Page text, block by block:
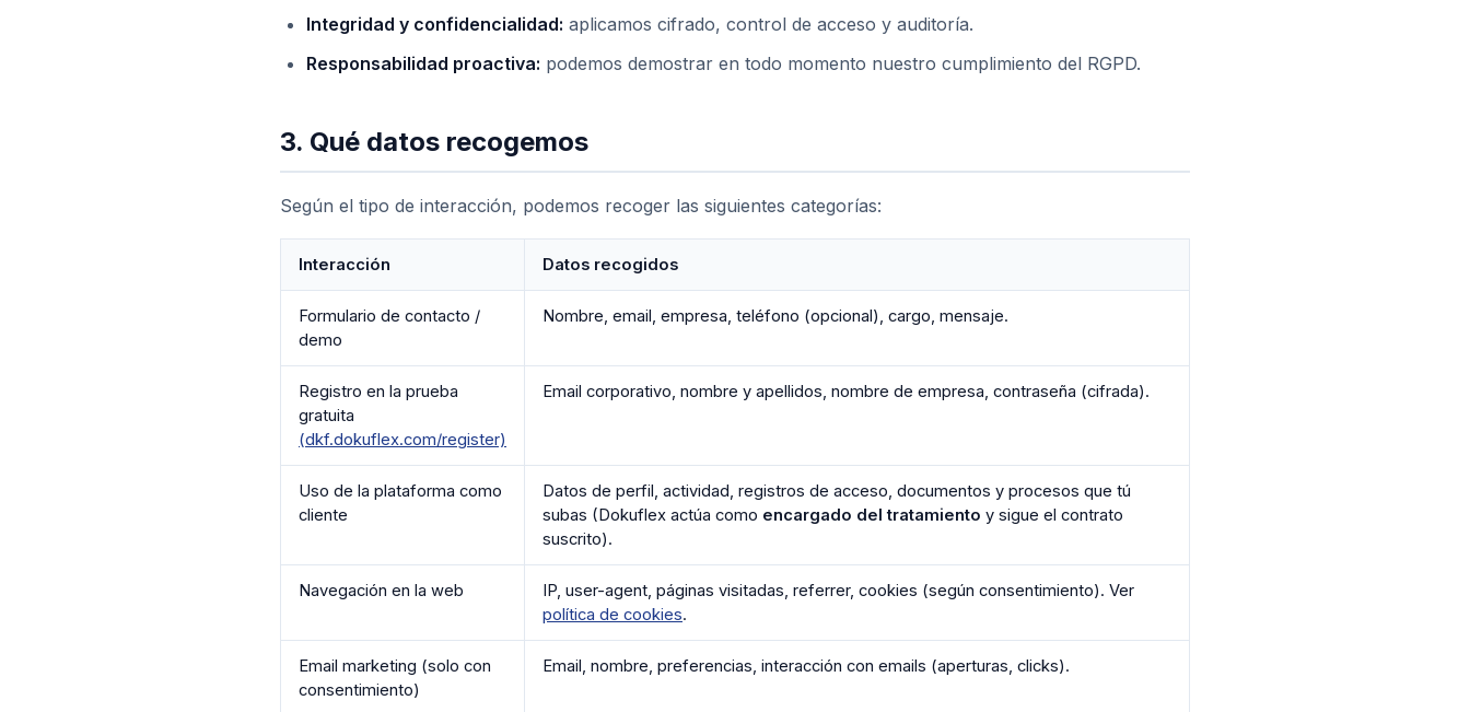
Integridad y confidencialidad: aplicamos cifrado, control de acceso y auditoría.
Responsabilidad proactiva: podemos demostrar en todo momento nuestro cumplimiento del RGPD.
3. Qué datos recogemos
Según el tipo de interacción, podemos recoger las siguientes categorías:
Interacción Datos recogidos
Formulario de contacto /
demo
Nombre, email, empresa, teléfono (opcional), cargo, mensaje.
Registro en la prueba
gratuita
(dkf.dokuflex.com/register)
Email corporativo, nombre y apellidos, nombre de empresa, contraseña (cifrada).
Uso de la plataforma como
cliente
Datos de perfil, actividad, registros de acceso, documentos y procesos que tú
subas (Dokuflex actúa como encargado del tratamiento y sigue el contrato
suscrito).
Navegación en la web
IP, user-agent, páginas visitadas, referrer, cookies (según consentimiento). Ver
política de cookies.
Email marketing (solo con
consentimiento)
Email, nombre, preferencias, interacción con emails (aperturas, clicks).